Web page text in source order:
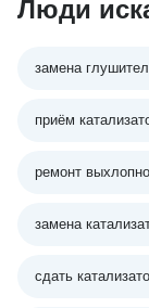
Люди
замена
приём
ремонт
замена
сдать